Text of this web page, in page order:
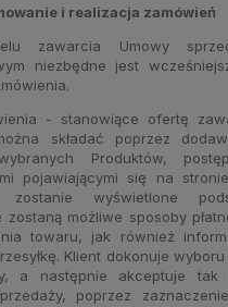
i realizacja zamówień
zawarcia Umowy
niezbędne jest
- stanowiące ofertę
składać poprzez
Produktów,
pojawiającymi się na
zostanie wyświetlone
zostaną możliwe sposoby
towaru, jak również
Klient dokonuje
a następnie akceptuje tak
poprzez